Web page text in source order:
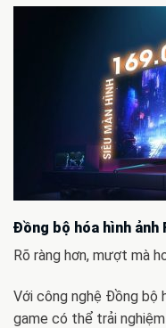
Đồng bộ hóa hình ảnh
Rõ ràng hơn, mượt mà
Với công nghệ Đồng bộ
game có thể trải